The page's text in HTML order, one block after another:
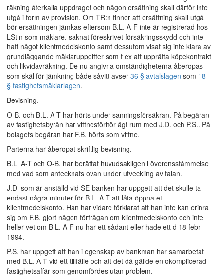
räkning återkalla uppdraget och någon ersättning skall därför inte
utgå i form av provision. Om TR:n finner att ersättning skall utgå
bör ersättningen jämkas eftersom B.L. A-F inte är registrerad hos
LSt:n som mäklare, saknat föreskrivet försäkringsskydd och inte
haft något klientmedelskonto samt dessutom visat sig inte klara av
grundläggande mäklaruppgifter som t ex att upprätta köpekontrakt
och likvidavräkning. De nu angivna omständigheterna åberopas
som skäl för jämkning både såvitt avser 36 § avtalslagen som 18
§ fastighetsmäklarlagen.
Bevisning.
O-B. och B.L. A-T har hörts under sanningsförsäkran. På begäran
av fastighetsbyrån har vittnesförhör ägt rum med J.D. och P.S.. På
bolagets begäran har F.B. hörts som vittne.
Parterna har åberopat skriftlig bevisning.
B.L. A-T och O-B. har berättat huvudsakligen i överensstämmelse
med vad som antecknats ovan under utveckling av talan.
J.D. som är anställd vid SE-banken har uppgett att det skulle ta
endast några minuter för B.L. A-T att låta öppna ett
klientmedelskonto. Han har vidare förklarat att han inte kan erinra
sig om F.B. gjort någon förfrågan om klientmedelskonto och inte
heller vet om B.L. A-F nu har ett sådant eller hade ett d 18 febr
1994.
P.S. har uppgett att han i egenskap av bankman har samarbetat
med B.L. A-T vid ett tillfälle och att det då gällde en okomplicerad
fastighetsaffär som genomfördes utan problem.